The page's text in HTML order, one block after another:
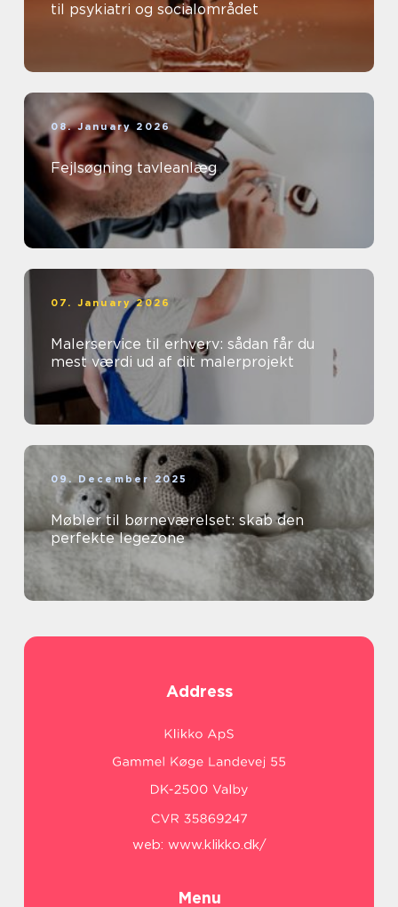
til psykiatri og socialområdet
08. January 2026
Fejlsøgning tavleanlæg
07. January 2026
Malerservice til erhverv: sådan får du
mest værdi ud af dit malerprojekt
09. December 2025
Møbler til børneværelset: skab den
perfekte legezone
Address
web: www.klikko.dk/
Menu